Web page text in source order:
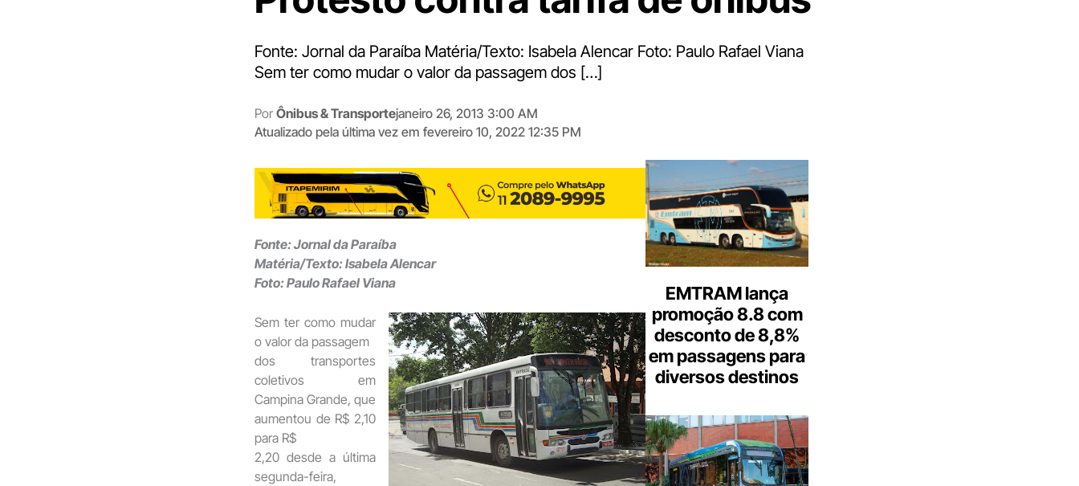
Fonte: Jornal da Paraíba Matéria/Texto: Isabela Alencar Foto: Paulo Rafael Viana
Sem ter como mudar o valor da passagem dos […]
Por Ônibus & Transportejaneiro 26, 2013 3:00 AM
Atualizado pela última vez em fevereiro 10, 2022 12:35 PM
Fonte: Jornal da Paraíba
Matéria/Texto: Isabela Alencar
Foto: Paulo Rafael Viana
Sem ter como mudar
o valor da passagem
dos transportes
coletivos em
Campina Grande, que
aumentou de R$ 2,10
para R$
2,20 desde a última
segunda-feira,
EMTRAM lança
promoção 8.8 com
desconto de 8,8%
em passagens para
diversos destinos
Digite
aqui
o
seu
e-
mail